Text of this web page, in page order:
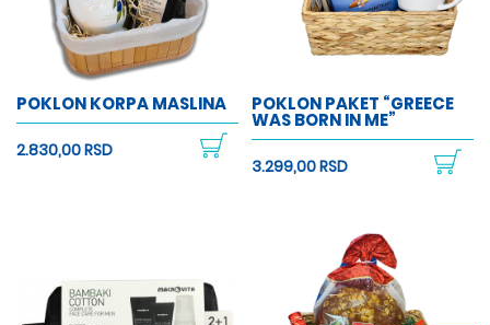
POKLON KORPA MASLINA
2.830,00 RSD
POKLON PAKET “GREECE
WAS BORN IN ME”
3.299,00 RSD